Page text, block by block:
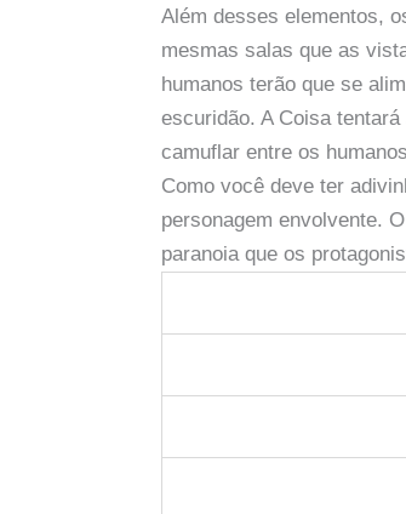
Além desses elementos,
mesmas salas que as
humanos terão que se
escuridão. A Coisa
camuflar entre os
Como você deve ter
personagem envolvente.
paranoia que os